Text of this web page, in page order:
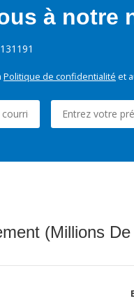
à notre
Politique de confidentialité et
(Millions